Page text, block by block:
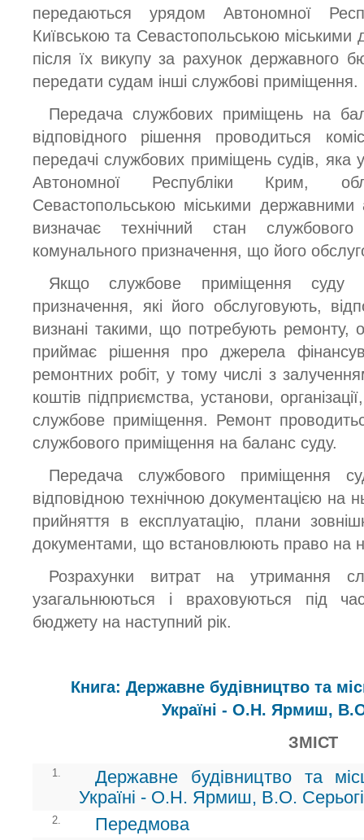
передаються урядом Автономної
Київською та Севастопольською міськими
після їх викупу за рахунок державного
передати судам інші службові приміщення.
Передача службових приміщень на
відповідного рішення проводиться
передачі службових приміщень судів, яка
Автономної Республіки Крим,
Севастопольською міськими державними
визначає технічний стан
комунального призначення, що його
Якщо службове приміщення суду
призначення, які його обслуговують,
визнані такими, що потребують ремонту,
приймає рішення про джерела
ремонтних робіт, у тому числі з
коштів підприємства, установи,
службове приміщення. Ремонт
службового приміщення на баланс суду.
Передача службового приміщення
відповідною технічною документацією на
прийняття в експлуатацію, плани
документами, що встановлюють право на
Розрахунки витрат на утримання
узагальнюються і враховуються під
бюджету на наступний рік.
Книга: Державне будівництво та
Україні - О.Н. Ярмиш,
ЗМІСТ
1.
Державне будівництво та
Україні - О.Н. Ярмиш, В.О.
2. Передмова